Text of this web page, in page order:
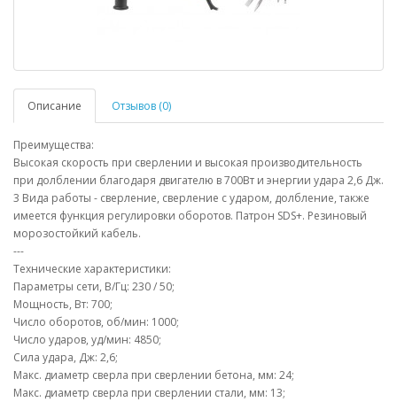
Описание Отзывов (0)
Преимущества:
Высокая скорость при сверлении и высокая производительность
при долблении благодаря двигателю в 700Вт и энергии удара 2,6 Дж.
3 Вида работы - сверление, сверление с ударом, долбление, также
имеется функция регулировки оборотов. Патрон SDS+. Резиновый
морозостойкий кабель.
---
Технические характеристики:
Параметры сети, В/Гц: 230 / 50;
Мощность, Вт: 700;
Число оборотов, об/мин: 1000;
Число ударов, уд/мин: 4850;
Сила удара, Дж: 2,6;
Макс. диаметр сверла при сверлении бетона, мм: 24;
Макс. диаметр сверла при сверлении стали, мм: 13;